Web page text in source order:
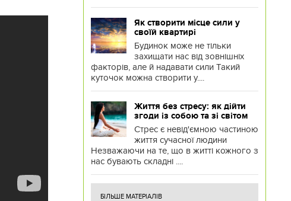
Як створити місце сили у
своїй квартирі
Будинок може не тільки
захищати нас від зовнішніх
факторів, але й надавати сили Такий
куточок можна створити у....
Життя без стресу: як дійти
згоди із собою та зі світом
Стрес є невід'ємною частиною
життя сучасної людини
Незважаючи на те, що в житті кожного з
нас бувають складні ....
БІЛЬШЕ МАТЕРІАЛІВ